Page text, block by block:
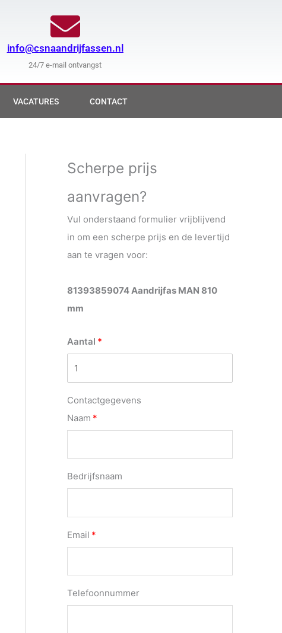
info@csnaandrijfassen.nl
24/7 e-mail ontvangst
VACATURES CONTACT
Scherpe prijs
aanvragen?
Vul onderstaand formulier vrijblijvend
in om een scherpe prijs en de levertijd
aan te vragen voor:
81393859074 Aandrijfas MAN 810
mm
Aantal
Contactgegevens
Naam
Bedrijfsnaam
Email
Telefoonnummer